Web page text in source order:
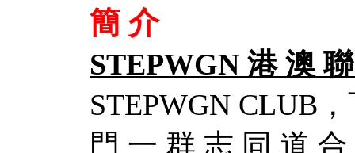
簡 介
STEPWGN 港 澳
STEPWGN CLUB
門 一 群 志 同 道